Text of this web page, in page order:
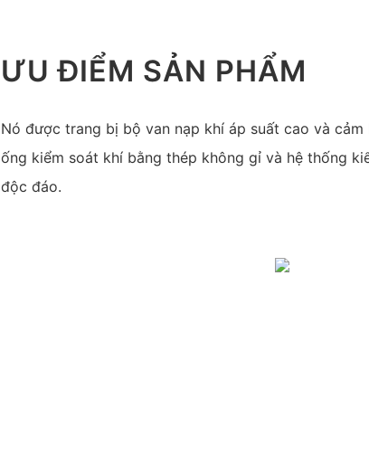
ƯU ĐIỂM SẢN PHẨM
Nó được trang bị bộ van nạp khí áp suất cao và
ống kiểm soát khí bằng thép không gỉ và hệ thống
độc đáo.